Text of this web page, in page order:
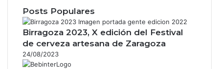
Posts Populares
Birragoza 2023, X edición del Festival
de cerveza artesana de Zaragoza
24/08/2023